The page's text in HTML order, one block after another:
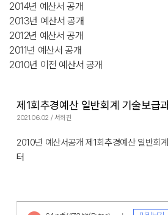
2014년 예산서 공개
2013년 예산서 공개
2012년 예산서 공개
2011년 예산서 공개
2010년 이전 예산서 공개
제1회추경예산 일반회계 기술보급
2021.06.02 / 서희진
2010년 예산서공개 제1회추경예산 일반회
터